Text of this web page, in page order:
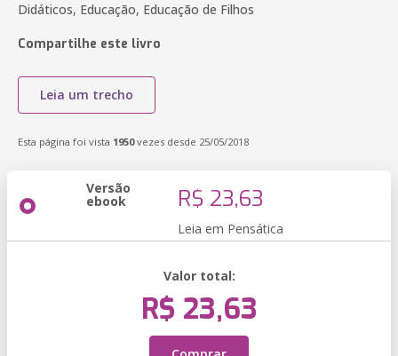
Didáticos, Educação, Educação de Filhos
Compartilhe este livro
Leia um trecho
Esta página foi vista 1950vezes desde 25/05/2018
Versão
ebook R$ 23,63
Leia em Pensática
Valor total:
R$ 23,63